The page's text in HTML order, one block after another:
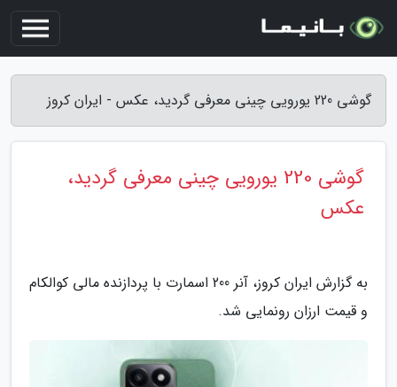
گوشی 220 یورویی چینی معرفی گردید، عکس - ایران کروز
گوشی 220 یورویی چینی معرفی گردید،
عکس
به گزارش ایران کروز، آنر 200 اسمارت با پردازنده مالی کوالکام
و قیمت ارزان رونمایی شد.